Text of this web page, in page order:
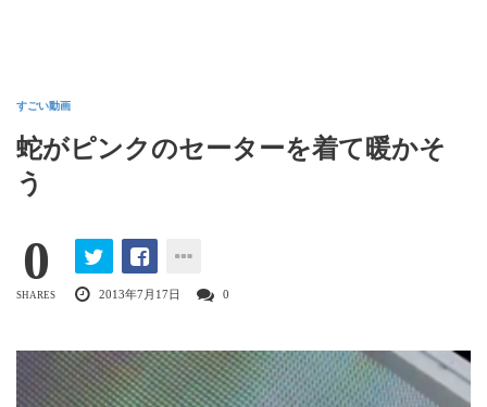
すごい動画
蛇がピンクのセーターを着て暖かそ
う
0
SHARES 2013年7月17日 0